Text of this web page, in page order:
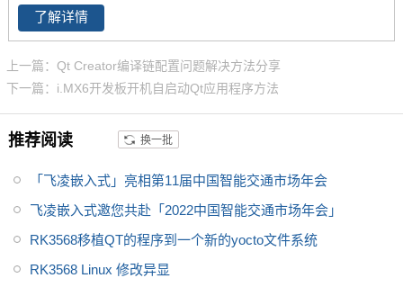
国产化高性能处理器，瑞芯微RK
3568芯片是一款定位中高端的通
一款定位中高端的通用型SoC，
NPU达到1Tops，飞凌RK3568系
格书_datasheet_数据手册_原理
了解详情
上一篇：Qt Creator编译链配置问题解决方法分享
下一篇：i.MX6开发板开机自启动Qt应用程序方法
推荐阅读 换一批
「飞凌嵌入式」亮相第11届中国智能交通市场年会
飞凌嵌入式邀您共赴「2022中国智能交通市场年会」
RK3568移植QT的程序到一个新的yocto文件系统
RK3568 Linux 修改异显